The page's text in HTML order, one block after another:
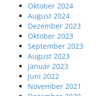
Oktober 2024
August 2024
Dezember 2023
Oktober 2023
September 2023
August 2023
Januar 2023
Juni 2022
November 2021